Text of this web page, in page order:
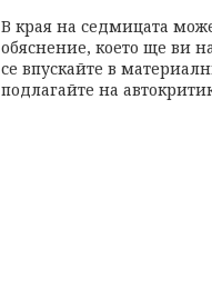
В края на седмицата
обяснение, което ще ви
се впускайте в
подлагайте на